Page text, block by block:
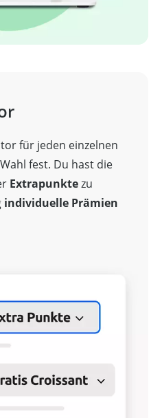
für jeden einzelnen
fest. Du hast die
Extrapunktezu
individuelle Prämien